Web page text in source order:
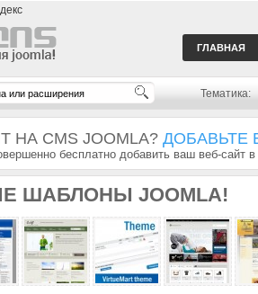
ГЛАВНАЯ
Тематика:
НА CMS JOOMLA? ДОБАВЬТЕ
бесплатно добавить ваш веб-сайт
ШАБЛОНЫ JOOMLA!